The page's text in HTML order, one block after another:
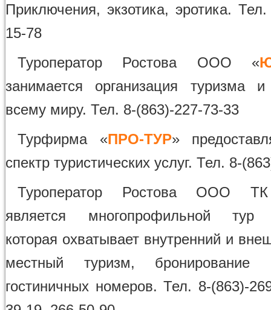
Приключения, экзотика, эротика.
15-78
Туроператор Ростова ООО «
занимается организация туризма
всему миру. Тел. 8-(863)-227-73-33
Турфирма «ПРО-ТУР»
спектр туристических услуг. Тел. 8-
Туроператор Ростова ООО
является многопрофильной тур
которая охватывает внутренний и
местный туризм, бронирование
гостиничных номеров. Тел. 8-(863)-